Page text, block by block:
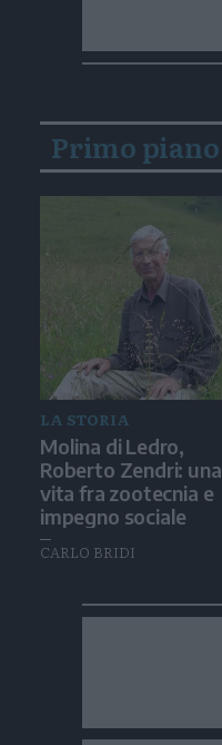
Primo piano
LA STORIA
Molina di Ledro,
Roberto Zendri: una
vita fra zootecnia e
impegno sociale
CARLO BRIDI